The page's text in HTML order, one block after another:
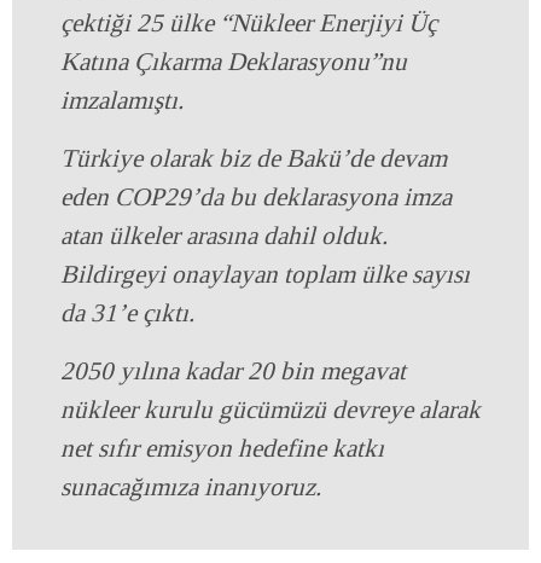
çektiği 25 ülke “Nükleer Enerjiyi Üç
Katına Çıkarma Deklarasyonu”nu
imzalamıştı.
Türkiye olarak biz de Bakü’de devam
eden COP29’da bu deklarasyona imza
atan ülkeler arasına dahil olduk.
Bildirgeyi onaylayan toplam ülke sayısı
da 31’e çıktı.
2050 yılına kadar 20 bin megavat
nükleer kurulu gücümüzü devreye alarak
net sıfır emisyon hedefine katkı
sunacağımıza inanıyoruz.